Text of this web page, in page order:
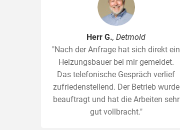
Herr G., Detmold
"Nach der Anfrage hat sich direkt ein
Heizungsbauer bei mir gemeldet.
Das telefonische Gespräch verlief
zufriedenstellend. Der Betrieb wurde
beauftragt und hat die Arbeiten sehr
gut vollbracht."